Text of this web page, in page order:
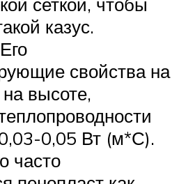
казус.
свойства на
высоте,
0,05 Вт (м*С).
часто